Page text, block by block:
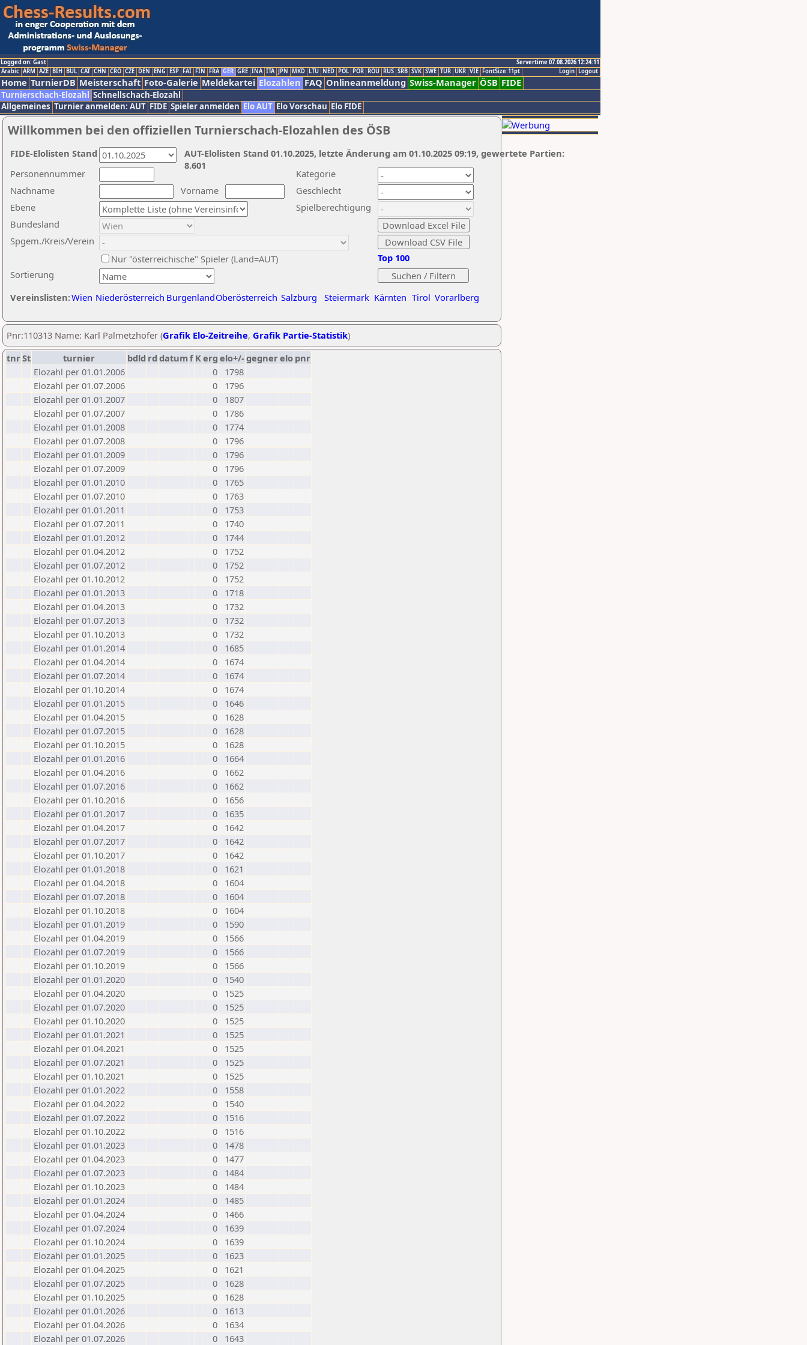
Logged on: Gast
Servertime 07.08.2026 12:24:11
Logout
Login
Arabic ARM AZE BIH BUL CAT CHN CRO CZE DEN ENG ESP FAI FIN FRA GER GRE INA ITA JPN MKD LTU NED POL POR ROU RUS SRB SVK SWE TUR UKR VIE FontSize:11pt
Home TurnierDB Meisterschaft Foto-Galerie Meldekartei Elozahlen FAQ Onlineanmeldung Swiss-Manager ÖSB FIDE
Turnierschach-Elozahl Schnellschach-Elozahl
Allgemeines Turnier anmelden: AUT FIDE Spieler anmelden Elo AUT Elo Vorschau Elo FIDE
Willkommen bei den offiziellen Turnierschach-Elozahlen des ÖSB
Nachname
Vorname
Ebene
Kategorie
Sortierung
Personennummer
Bundesland
Spgem./Kreis/Verein
Geschlecht
Nur "österreichische" Spieler (Land=AUT)
Spielberechtigung
Vereinslisten:Wien Niederösterreich BurgenlandOberösterreich Salzburg Steiermark Kärnten Tirol Vorarlberg
Top 100
AUT-Elolisten Stand 01.10.2025, letzte Änderung am 01.10.2025 09:19, gewertete Partien:
8.601
FIDE-Elolisten Stand
Pnr:110313 Name: Karl Palmetzhofer (Grafik Elo-Zeitreihe, Grafik Partie-Statistik)
tnrSt turnier bdld rd datumf Kerg elo+/-gegnerelo pnr
Elozahl per 01.01.2006
0
1798
Elozahl per 01.07.2006
0
1796
Elozahl per 01.01.2007
0
1807
Elozahl per 01.07.2007
0
1786
Elozahl per 01.01.2008
0
1774
Elozahl per 01.07.2008
0
1796
Elozahl per 01.01.2009
0
1796
Elozahl per 01.07.2009
0
1796
Elozahl per 01.01.2010
0
1765
Elozahl per 01.07.2010
0
1763
Elozahl per 01.01.2011
0
1753
Elozahl per 01.07.2011
0
1740
Elozahl per 01.01.2012
0
1744
Elozahl per 01.04.2012
0
1752
Elozahl per 01.07.2012
0
1752
Elozahl per 01.10.2012
0
1752
Elozahl per 01.01.2013
0
1718
Elozahl per 01.04.2013
0
1732
Elozahl per 01.07.2013
0
1732
Elozahl per 01.10.2013
0
1732
Elozahl per 01.01.2014
0
1685
Elozahl per 01.04.2014
0
1674
Elozahl per 01.07.2014
0
1674
Elozahl per 01.10.2014
0
1674
Elozahl per 01.01.2015
0
1646
Elozahl per 01.04.2015
0
1628
Elozahl per 01.07.2015
0
1628
Elozahl per 01.10.2015
0
1628
Elozahl per 01.01.2016
0
1664
Elozahl per 01.04.2016
0
1662
Elozahl per 01.07.2016
0
1662
Elozahl per 01.10.2016
0
1656
Elozahl per 01.01.2017
0
1635
Elozahl per 01.04.2017
0
1642
Elozahl per 01.07.2017
0
1642
Elozahl per 01.10.2017
0
1642
Elozahl per 01.01.2018
0
1621
Elozahl per 01.04.2018
0
1604
Elozahl per 01.07.2018
0
1604
Elozahl per 01.10.2018
0
1604
Elozahl per 01.01.2019
0
1590
Elozahl per 01.04.2019
0
1566
Elozahl per 01.07.2019
0
1566
Elozahl per 01.10.2019
0
1566
Elozahl per 01.01.2020
0
1540
Elozahl per 01.04.2020
0
1525
Elozahl per 01.07.2020
0
1525
Elozahl per 01.10.2020
0
1525
Elozahl per 01.01.2021
0
1525
Elozahl per 01.04.2021
0
1525
Elozahl per 01.07.2021
0
1525
Elozahl per 01.10.2021
0
1525
Elozahl per 01.01.2022
0
1558
Elozahl per 01.04.2022
0
1540
Elozahl per 01.07.2022
0
1516
Elozahl per 01.10.2022
0
1516
Elozahl per 01.01.2023
0
1478
Elozahl per 01.04.2023
0
1477
Elozahl per 01.07.2023
0
1484
Elozahl per 01.10.2023
0
1484
Elozahl per 01.01.2024
0
1485
Elozahl per 01.04.2024
0
1466
Elozahl per 01.07.2024
0
1639
Elozahl per 01.10.2024
0
1639
Elozahl per 01.01.2025
0
1623
Elozahl per 01.04.2025
0
1621
Elozahl per 01.07.2025
0
1628
Elozahl per 01.10.2025
0
1628
Elozahl per 01.01.2026
0
1613
Elozahl per 01.04.2026
0
1634
Elozahl per 01.07.2026
0 1643